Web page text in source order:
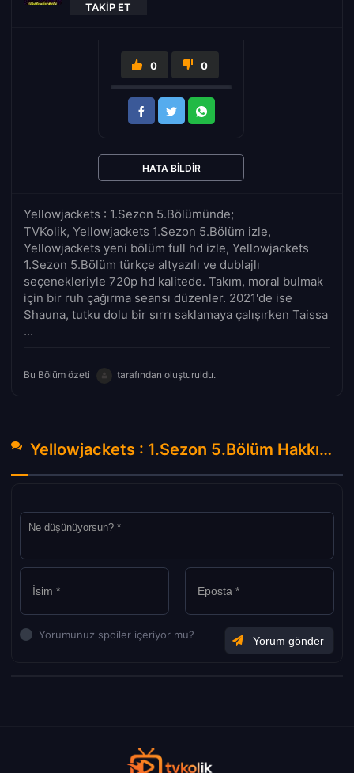
TAKIP ET
Yellowjackets : 1.Sezon 5.Bölümünde;
TVKolik, Yellowjackets 1.Sezon 5.Bölüm izle,
Yellowjackets yeni bölüm full hd izle, Yellowjackets
1.Sezon 5.Bölüm türkçe altyazılı ve dublajlı
seçenekleriyle 720p hd kalitede. Takım, moral bulmak
için bir ruh çağırma seansı düzenler. 2021'de ise
Shauna, tutku dolu bir sırrı saklamaya çalışırken Taissa
...
Bu Bölüm özeti tarafından oluşturuldu.
0 0
HATA BILDIR
Yellowjackets : 1.Sezon 5.Bölüm Hakkında Yorumlar
Yorumunuz spoiler içeriyor mu?